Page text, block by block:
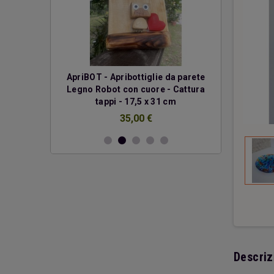
ApriBOT - Apribottiglie da parete
Legno Robot con cuore - Cattura
tappi - 17,5 x 31 cm
35,00 €
Due